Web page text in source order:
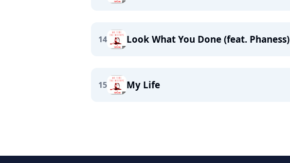
14 Look What You Done (feat. Phaness)
15 My Life